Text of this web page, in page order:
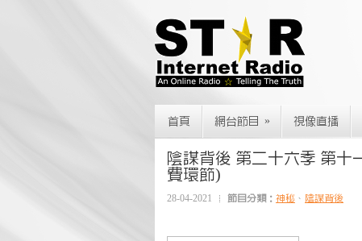
首頁 網台節目 » 視像直播
陰謀背後 第二十六季 第十
費環節)
28-04-2021 節目分類： 神秘 、 陰謀背後